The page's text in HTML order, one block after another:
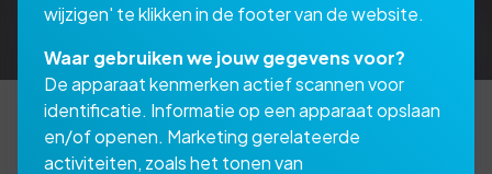
wijzigen' te klikken in de footer van de website.
Waar gebruiken we jouw gegevens voor?
De apparaat kenmerken actief scannen voor
identificatie. Informatie op een apparaat opslaan
en/of openen. Marketing gerelateerde
activiteiten, zoals het tonen van